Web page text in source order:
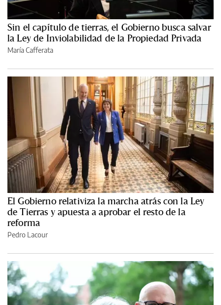
Sin el capítulo de tierras, el Gobierno busca salvar
la Ley de Inviolabilidad de la Propiedad Privada
María Cafferata
El Gobierno relativiza la marcha atrás con la Ley
de Tierras y apuesta a aprobar el resto de la
reforma
Pedro Lacour